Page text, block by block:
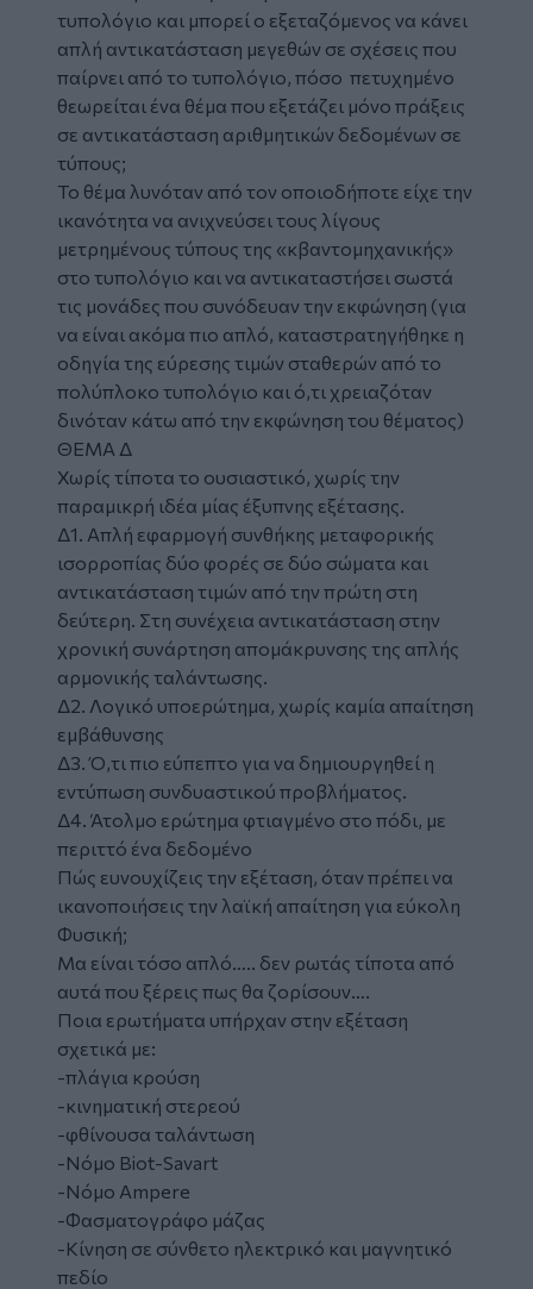
τυπολόγιο και μπορεί ο εξεταζόμενος να κάνει
απλή αντικατάσταση μεγεθών σε σχέσεις που
παίρνει από το τυπολόγιο, πόσο πετυχημένο
θεωρείται ένα θέμα που εξετάζει μόνο πράξεις
σε αντικατάσταση αριθμητικών δεδομένων σε
τύπους;
Το θέμα λυνόταν από τον οποιοδήποτε είχε την
ικανότητα να ανιχνεύσει τους λίγους
μετρημένους τύπους της «κβαντομηχανικής»
στο τυπολόγιο και να αντικαταστήσει σωστά
τις μονάδες που συνόδευαν την εκφώνηση (για
να είναι ακόμα πιο απλό, καταστρατηγήθηκε η
οδηγία της εύρεσης τιμών σταθερών από το
πολύπλοκο τυπολόγιο και ό,τι χρειαζόταν
δινόταν κάτω από την εκφώνηση του θέματος)
ΘΕΜΑ Δ
Χωρίς τίποτα το ουσιαστικό, χωρίς την
παραμικρή ιδέα μίας έξυπνης εξέτασης.
Δ1. Απλή εφαρμογή συνθήκης μεταφορικής
ισορροπίας δύο φορές σε δύο σώματα και
αντικατάσταση τιμών από την πρώτη στη
δεύτερη. Στη συνέχεια αντικατάσταση στην
χρονική συνάρτηση απομάκρυνσης της απλής
αρμονικής ταλάντωσης.
Δ2. Λογικό υποερώτημα, χωρίς καμία απαίτηση
εμβάθυνσης
Δ3. Ό,τι πιο εύπεπτο για να δημιουργηθεί η
εντύπωση συνδυαστικού προβλήματος.
Δ4. Άτολμο ερώτημα φτιαγμένο στο πόδι, με
περιττό ένα δεδομένο
Πώς ευνουχίζεις την εξέταση, όταν πρέπει να
ικανοποιήσεις την λαϊκή απαίτηση για εύκολη
Φυσική;
Μα είναι τόσο απλό….. δεν ρωτάς τίποτα από
αυτά που ξέρεις πως θα ζορίσουν….
Ποια ερωτήματα υπήρχαν στην εξέταση
σχετικά με:
-πλάγια κρούση
-κινηματική στερεού
-φθίνουσα ταλάντωση
-Νόμο Biot-Savart
-Νόμο Ampere
-Φασματογράφο μάζας
-Κίνηση σε σύνθετο ηλεκτρικό και μαγνητικό
πεδίο